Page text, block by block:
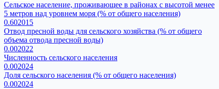
Сельское население, проживающее в районах с высотой менее
5 метров над уровнем моря (% от общего населения)
0.602015
Отвод пресной воды для сельского хозяйства (% от общего
объема отвода пресной воды)
0.002022
Численность сельского населения
0.002024
Доля сельского населения (% от общего населения)
0.002024